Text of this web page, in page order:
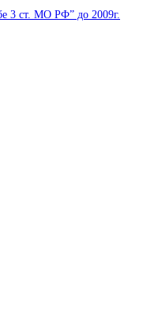
3 ст. МО РФ” до 2009г.